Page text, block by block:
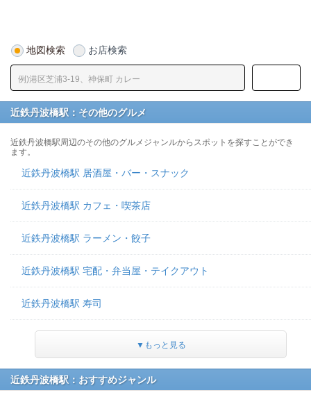
地図検索 お店検索
近鉄丹波橋駅：その他のグルメ
近鉄丹波橋駅周辺のその他のグルメジャンルからスポットを探すことができ
ます。
近鉄丹波橋駅 居酒屋・バー・スナック
近鉄丹波橋駅 カフェ・喫茶店
近鉄丹波橋駅 ラーメン・餃子
近鉄丹波橋駅 宅配・弁当屋・テイクアウト
近鉄丹波橋駅 寿司
▼もっと見る
近鉄丹波橋駅：おすすめジャンル